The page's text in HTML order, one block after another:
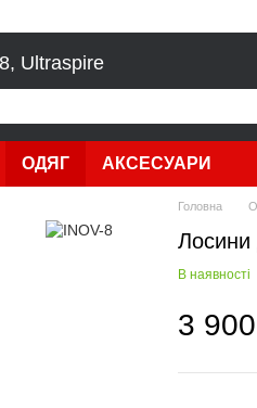
Ultraspire
ОДЯГ АКСЕСУАРИ
Головна
Лосини
В наявності
3